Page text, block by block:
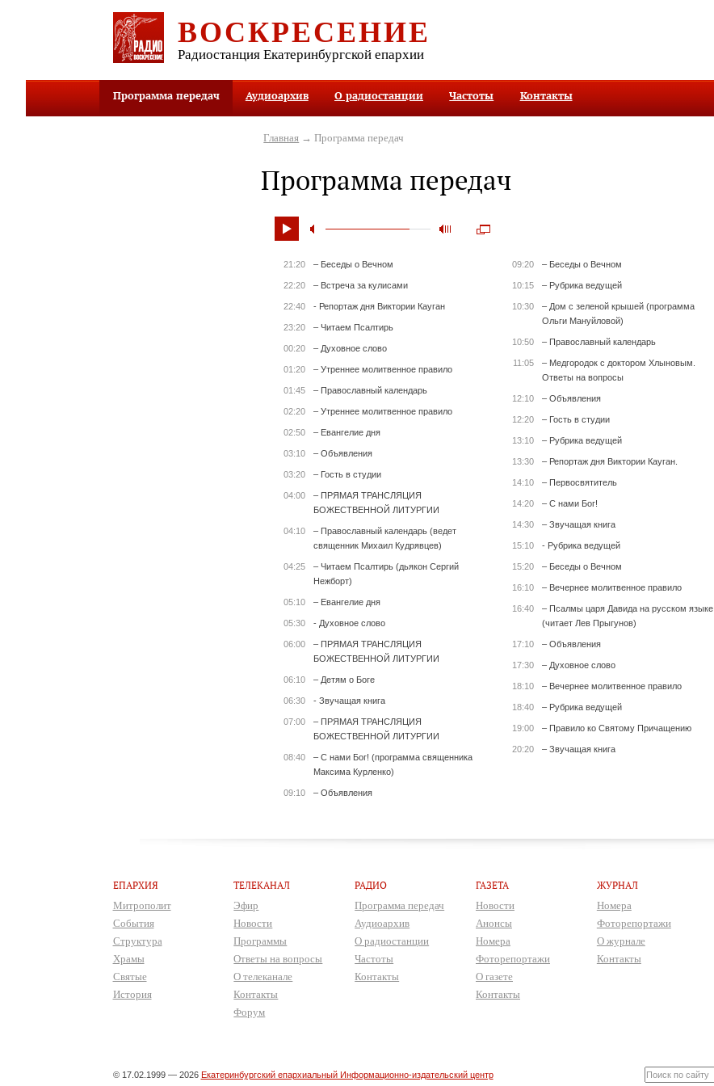
ВОСКРЕСЕНИЕ
Радиостанция Екатеринбургской епархии
Программа передач Аудиоархив О радиостанции Частоты Контакты
Главная → Программа передач
Программа передач
21:20 – Беседы о Вечном
22:20 – Встреча за кулисами
22:40 - Репортаж дня Виктории Кауган
23:20 – Читаем Псалтирь
00:20 – Духовное слово
01:20 – Утреннее молитвенное правило
01:45 – Православный календарь
02:20 – Утреннее молитвенное правило
02:50 – Евангелие дня
03:10 – Объявления
03:20 – Гость в студии
04:00
– ПРЯМАЯ ТРАНСЛЯЦИЯ
БОЖЕСТВЕННОЙ ЛИТУРГИИ
04:10
– Православный календарь (ведет
священник Михаил Кудрявцев)
04:25
– Читаем Псалтирь (дьякон Сергий
Нежборт)
05:10 – Евангелие дня
05:30 - Духовное слово
06:00
– ПРЯМАЯ ТРАНСЛЯЦИЯ
БОЖЕСТВЕННОЙ ЛИТУРГИИ
06:10 – Детям о Боге
06:30 - Звучащая книга
07:00
– ПРЯМАЯ ТРАНСЛЯЦИЯ
БОЖЕСТВЕННОЙ ЛИТУРГИИ
08:40
– С нами Бог! (программа священника
Максима Курленко)
09:10 – Объявления
09:20 – Беседы о Вечном
10:15 – Рубрика ведущей
10:30
– Дом с зеленой крышей (программа
Ольги Мануйловой)
10:50 – Православный календарь
11:05
– Медгородок с доктором Хлыновым.
Ответы на вопросы
12:10 – Объявления
12:20 – Гость в студии
13:10 – Рубрика ведущей
13:30 – Репортаж дня Виктории Кауган.
14:10 – Первосвятитель
14:20 – С нами Бог!
14:30 – Звучащая книга
15:10 - Рубрика ведущей
15:20 – Беседы о Вечном
16:10 – Вечернее молитвенное правило
16:40
– Псалмы царя Давида на русском языке
(читает Лев Прыгунов)
17:10 – Объявления
17:30 – Духовное слово
18:10 – Вечернее молитвенное правило
18:40 – Рубрика ведущей
19:00 – Правило ко Святому Причащению
20:20 – Звучащая книга
ЕПАРХИЯ
Митрополит
События
Структура
Храмы
Святые
История
ТЕЛЕКАНАЛ
Эфир
Новости
Программы
Ответы на вопросы
О телеканале
Контакты
Форум
РАДИО
Программа передач
Аудиоархив
О радиостанции
Частоты
Контакты
ГАЗЕТА
Новости
Анонсы
Номера
Фоторепортажи
О газете
Контакты
ЖУРНАЛ
Номера
Фоторепортажи
О журнале
Контакты
© 17.02.1999 — 2026 Екатеринбургский епархиальный Информационно-издательский центр